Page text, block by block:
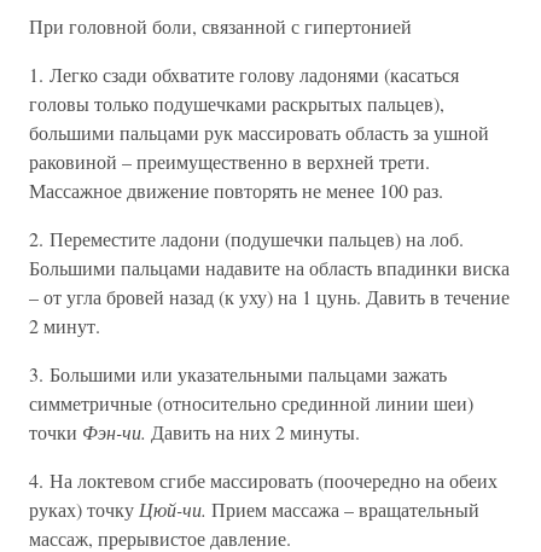
При головной боли, связанной с гипертонией
1. Легко сзади обхватите голову ладонями (касаться
головы только подушечками раскрытых пальцев),
большими пальцами рук массировать область за ушной
раковиной – преимущественно в верхней трети.
Массажное движение повторять не менее 100 раз.
2. Переместите ладони (подушечки пальцев) на лоб.
Большими пальцами надавите на область впадинки виска
– от угла бровей назад (к уху) на 1 цунь. Давить в течение
2 минут.
3. Большими или указательными пальцами зажать
симметричные (относительно срединной линии шеи)
точки Фэн-чи. Давить на них 2 минуты.
4. На локтевом сгибе массировать (поочередно на обеих
руках) точку Цюй-чи. Прием массажа – вращательный
массаж, прерывистое давление.